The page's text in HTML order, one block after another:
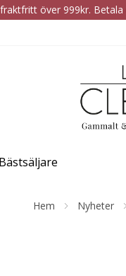
över 999kr.
Bästsäljare
Hem Nyheter